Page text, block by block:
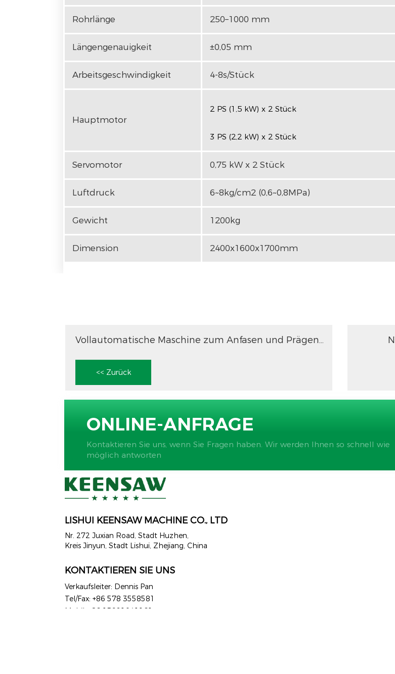
Rohrlänge 250–1000 mm
Längengenauigkeit ±0,05 mm
Arbeitsgeschwindigkeit 4-8s/Stück
Hauptmotor
2 PS (1,5 kW) x 2 Stück
3 PS (2,2 kW) x 2 Stück
Servomotor 0,75 kW x 2 Stück
Luftdruck 6~8kg/cm2 (0,6~0,8MPa)
Gewicht 1200kg
Dimension 2400x1600x1700mm
<< Zurück
Vollautomatische Maschine zum Anfasen und Prägen von Bolzen
ONLINE-ANFRAGE
Kontaktieren Sie uns, wenn Sie Fragen haben. Wir werden Ihnen so schnell wie
möglich antworten
LISHUI ​​KEENSAW MACHINE CO., LTD
Nr. 272 ​​Juxian Road, Stadt Huzhen,
Kreis Jinyun, Stadt Lishui, Zhejiang, China
KONTAKTIEREN SIE UNS
Verkaufsleiter: Dennis Pan
Tel/Fax: +86 578 3558581
Mobil: +86 15921041161